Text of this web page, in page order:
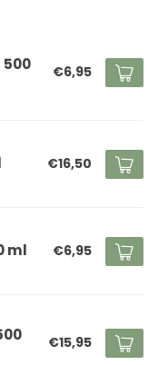
€6,95
€16,50
ml €6,95
€15,95